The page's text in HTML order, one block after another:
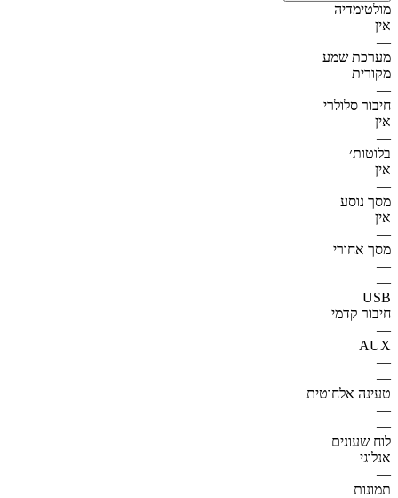
מולטימדיה
אין
—
מערכת שמע
מקורית
—
חיבור סלולרי
אין
—
בלוטות׳
אין
—
מסך נוסע
אין
—
מסך אחורי
—
—
USB
חיבור קדמי
—
AUX
—
—
טעינה אלחוטית
—
—
לוח שעונים
אנלוגי
—
תמונות